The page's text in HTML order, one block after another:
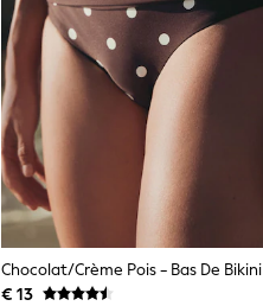
Chocolat/Crème Pois - Bas De Bikini
€ 13